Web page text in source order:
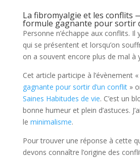
La fibromyalgie et les conflits
formule gagnante pour sortir
Personne n’échappe aux conflits.
qui se présentent et lorsqu’on
on a souvent encore plus de mal à
Cet article participe à l’évènement «
gagnante pour sortir d’un conflit»
Saines Habitudes de vie. C’est un
bonne humeur et plein d’astuces.
le minimalisme.
Pour trouver une réponse à cette
devons connaître l’origine des